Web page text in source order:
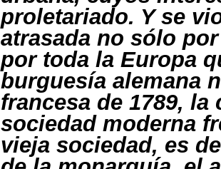
proletariado. Y se
atrasada no sólo
por toda la Europa
burguesía alemana
francesa de 1789,
sociedad moderna
vieja sociedad, es